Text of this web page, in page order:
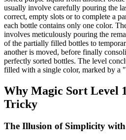
usually involve carefully pouring the
correct, empty slots or to complete a
each bottle contains only one color.
involves meticulously pouring the
of the partially filled bottles to
another is moved, before finally
perfectly sorted bottles. The level
filled with a single color, marked by a
Why Magic Sort Level
Tricky
The Illusion of Simplicity